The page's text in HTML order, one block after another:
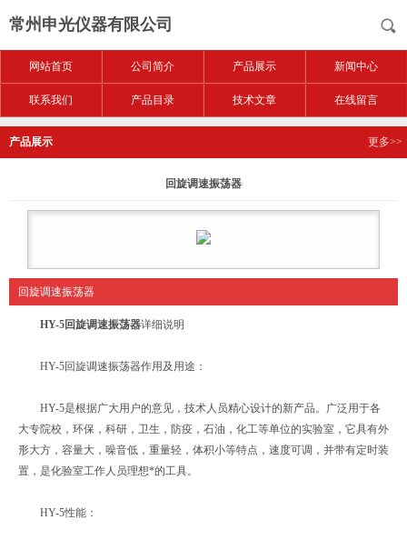
常州申光仪器有限公司
网站首页 公司简介 产品展示 新闻中心
联系我们 产品目录 技术文章 在线留言
产品展示 更多>>
回旋调速振荡器
回旋调速振荡器
HY-5回旋调速振荡器详细说明
HY-5回旋调速振荡器作用及用途：
HY-5是根据广大用户的意见，技术人员精心设计的新产品。广泛用于各
大专院校，环保，科研，卫生，防疫，石油，化工等单位的实验室，它具有外
形大方，容量大，噪音低，重量轻，体积小等特点，速度可调，并带有定时装
置，是化验室工作人员理想*的工具。
HY-5性能：